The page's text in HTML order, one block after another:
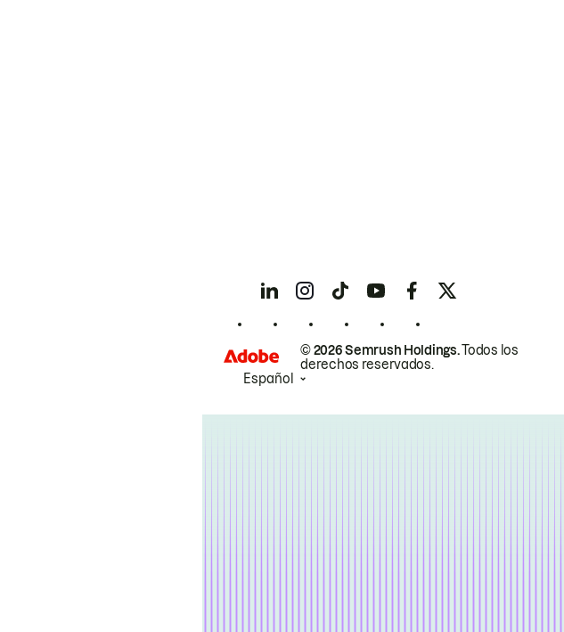
© 2026 Semrush Holdings.Todos los
derechos reservados.
Español